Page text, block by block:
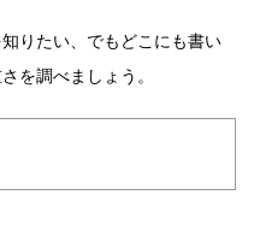
りたい、でもどこにも書い
を調べましょう。